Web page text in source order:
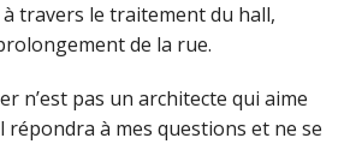
travers le traitement du hall,
de la rue.
n’est pas un architecte qui aime
répondra à mes questions et ne se